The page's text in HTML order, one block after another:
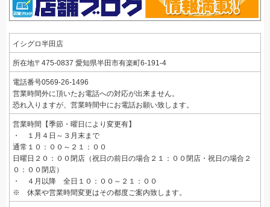
イシグロ半田店
所在地〒475-0837 愛知県半田市有楽町6-191-4
電話番号0569-26-1496
営業時間外に頂いたお電話への対応が出来ません。
恐れ入りますが、営業時間中にお電話お願い致します。
営業時間【季節・曜日により変更有】
・ １月４日～３月末まで
通常１０：００～２１：００
日曜日２０：００閉店（祝日の前日の場合２１：００閉店・祝日の場合２
０：００閉店）
・ ４月以降 全日１０：００～２１：００
※ 休業や営業時間変更はその都度ご案内致します。